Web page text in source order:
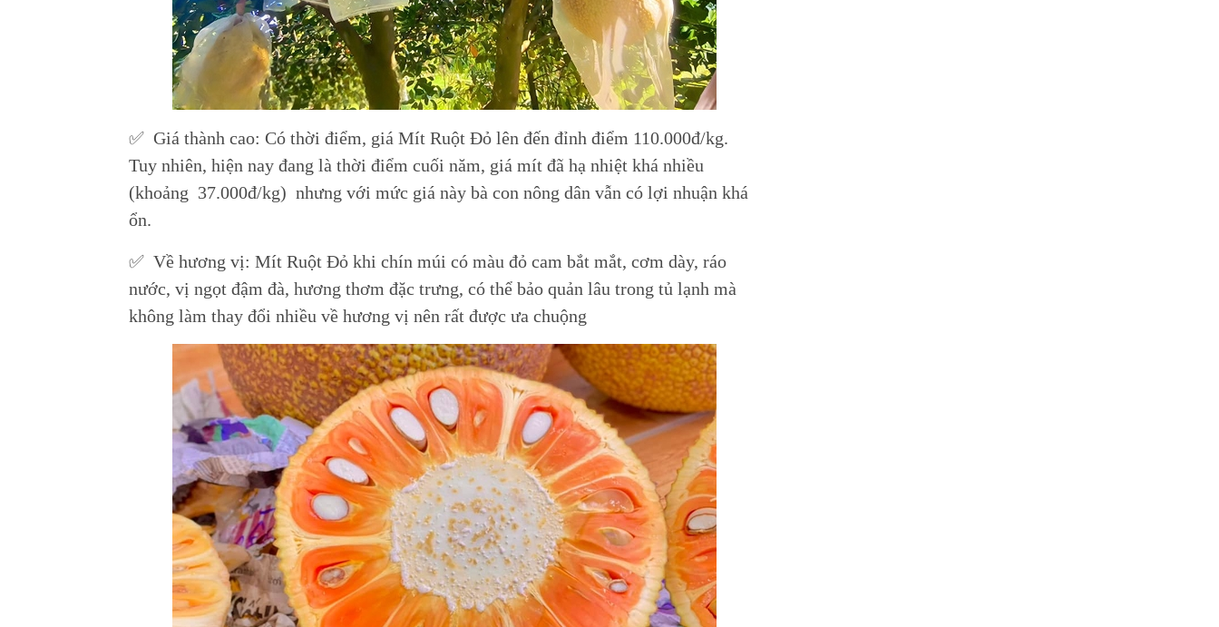
✅ Giá thành cao: Có thời điểm, giá Mít Ruột Đỏ lên đến đỉnh điểm 110.000đ/kg.
Tuy nhiên, hiện nay đang là thời điểm cuối năm, giá mít đã hạ nhiệt khá nhiều
(khoảng 37.000đ/kg) nhưng với mức giá này bà con nông dân vẫn có lợi nhuận khá
ổn.
✅ Về hương vị: Mít Ruột Đỏ khi chín múi có màu đỏ cam bắt mắt, cơm dày, ráo
nước, vị ngọt đậm đà, hương thơm đặc trưng, có thể bảo quản lâu trong tủ lạnh mà
không làm thay đổi nhiều về hương vị nên rất được ưa chuộng